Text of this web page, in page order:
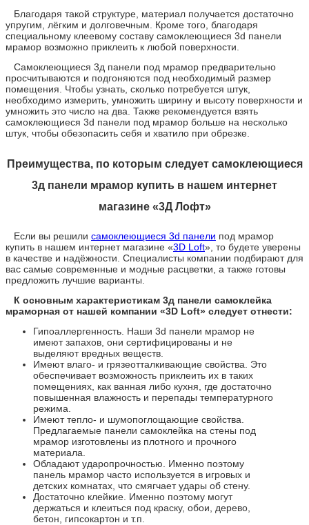
Благодаря такой структуре, материал получается достаточно
упругим, лёгким и долговечным. Кроме того, благодаря
специальному клеевому составу самоклеющиеся 3d панели
мрамор возможно приклеить к любой поверхности.
Самоклеющиеся 3д панели под мрамор предварительно
просчитываются и подгоняются под необходимый размер
помещения. Чтобы узнать, сколько потребуется штук,
необходимо измерить, умножить ширину и высоту поверхности и
умножить это число на два. Также рекомендуется взять
самоклеющиеся 3d панели под мрамор больше на несколько
штук, чтобы обезопасить себя и хватило при обрезке.
Преимущества, по которым следует самоклеющиеся
3д панели мрамор купить в нашем интернет
магазине «3Д Лофт»
Если вы решили самоклеющиеся 3d панели под мрамор
купить в нашем интернет магазине «3D Loft», то будете уверены
в качестве и надёжности. Специалисты компании подбирают для
вас самые современные и модные расцветки, а также готовы
предложить лучшие варианты.
К основным характеристикам 3д панели самоклейка
мраморная от нашей компании «3D Loft» следует отнести:
Гипоаллергенность. Наши 3d панели мрамор не
имеют запахов, они сертифицированы и не
выделяют вредных веществ.
Имеют влаго- и грязеотталкивающие свойства. Это
обеспечивает возможность приклеить их в таких
помещениях, как ванная либо кухня, где достаточно
повышенная влажность и перепады температурного
режима.
Имеют тепло- и шумопоглощающие свойства.
Предлагаемые панели самоклейка на стены под
мрамор изготовлены из плотного и прочного
материала.
Обладают ударопрочностью. Именно поэтому
панель мрамор часто используется в игровых и
детских комнатах, что смягчает удары об стену.
Достаточно клейкие. Именно поэтому могут
держаться и клеиться под краску, обои, дерево,
бетон, гипсокартон и т.п.